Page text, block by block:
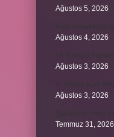
Ağustos 5, 2026
Ağustos 4, 2026
Ağustos 3, 2026
Ağustos 3, 2026
Temmuz 31, 2026